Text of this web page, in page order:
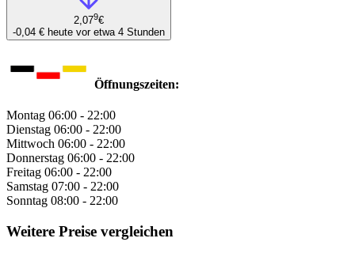
2,079€
-0,04 € heute vor etwa 4 Stunden
Öffnungszeiten:
Montag 06:00 - 22:00
Dienstag 06:00 - 22:00
Mittwoch 06:00 - 22:00
Donnerstag 06:00 - 22:00
Freitag 06:00 - 22:00
Samstag 07:00 - 22:00
Sonntag 08:00 - 22:00
Weitere Preise vergleichen